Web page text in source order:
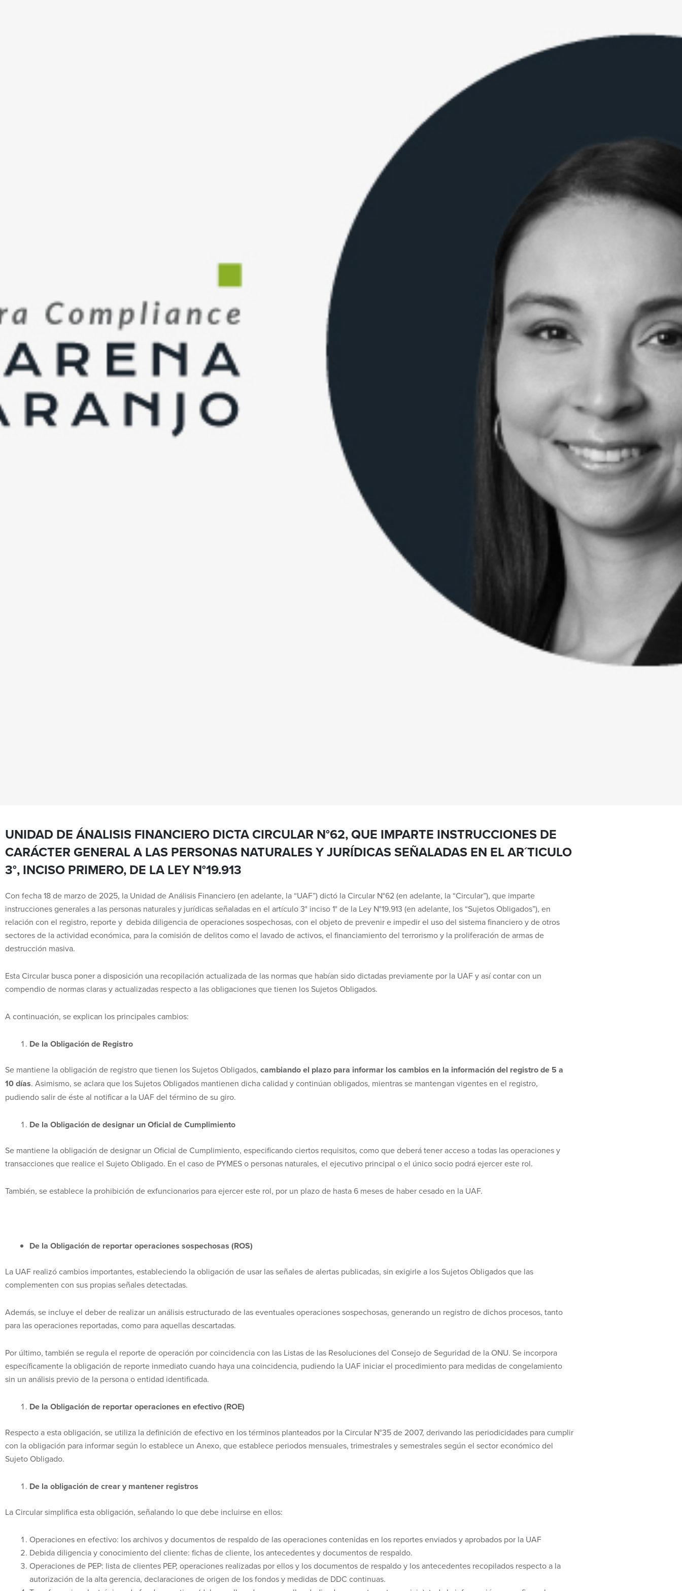
UNIDAD DE ÁNALISIS FINANCIERO DICTA CIRCULAR N°62, QUE IMPARTE INSTRUCCIONES DE
CARÁCTER GENERAL A LAS PERSONAS NATURALES Y JURÍDICAS SEÑALADAS EN EL AR´TICULO
3°, INCISO PRIMERO, DE LA LEY N°19.913
Con fecha 18 de marzo de 2025, la Unidad de Análisis Financiero (en adelante, la “UAF”) dictó la Circular N°62 (en adelante, la “Circular”), que imparte
instrucciones generales a las personas naturales y jurídicas señaladas en el artículo 3° inciso 1° de la Ley N°19.913 (en adelante, los “Sujetos Obligados”), en
relación con el registro, reporte y debida diligencia de operaciones sospechosas, con el objeto de prevenir e impedir el uso del sistema financiero y de otros
sectores de la actividad económica, para la comisión de delitos como el lavado de activos, el financiamiento del terrorismo y la proliferación de armas de
destrucción masiva.
Esta Circular busca poner a disposición una recopilación actualizada de las normas que habían sido dictadas previamente por la UAF y así contar con un
compendio de normas claras y actualizadas respecto a las obligaciones que tienen los Sujetos Obligados.
A continuación, se explican los principales cambios:
De la Obligación de Registro
Se mantiene la obligación de registro que tienen los Sujetos Obligados, cambiando el plazo para informar los cambios en la información del registro de 5 a
10 días. Asimismo, se aclara que los Sujetos Obligados mantienen dicha calidad y continúan obligados, mientras se mantengan vigentes en el registro,
pudiendo salir de éste al notificar a la UAF del término de su giro.
De la Obligación de designar un Oficial de Cumplimiento
Se mantiene la obligación de designar un Oficial de Cumplimiento, especificando ciertos requisitos, como que deberá tener acceso a todas las operaciones y
transacciones que realice el Sujeto Obligado. En el caso de PYMES o personas naturales, el ejecutivo principal o el único socio podrá ejercer este rol.
También, se establece la prohibición de exfuncionarios para ejercer este rol, por un plazo de hasta 6 meses de haber cesado en la UAF.
De la Obligación de reportar operaciones sospechosas (ROS)
La UAF realizó cambios importantes, estableciendo la obligación de usar las señales de alertas publicadas, sin exigirle a los Sujetos Obligados que las
complementen con sus propias señales detectadas.
Además, se incluye el deber de realizar un análisis estructurado de las eventuales operaciones sospechosas, generando un registro de dichos procesos, tanto
para las operaciones reportadas, como para aquellas descartadas.
Por último, también se regula el reporte de operación por coincidencia con las Listas de las Resoluciones del Consejo de Seguridad de la ONU. Se incorpora
específicamente la obligación de reporte inmediato cuando haya una coincidencia, pudiendo la UAF iniciar el procedimiento para medidas de congelamiento
sin un análisis previo de la persona o entidad identificada.
De la Obligación de reportar operaciones en efectivo (ROE)
Respecto a esta obligación, se utiliza la definición de efectivo en los términos planteados por la Circular N°35 de 2007, derivando las periodicidades para cumplir
con la obligación para informar según lo establece un Anexo, que establece periodos mensuales, trimestrales y semestrales según el sector económico del
Sujeto Obligado.
De la obligación de crear y mantener registros
La Circular simplifica esta obligación, señalando lo que debe incluirse en ellos:
Operaciones en efectivo: los archivos y documentos de respaldo de las operaciones contenidas en los reportes enviados y aprobados por la UAF
Debida diligencia y conocimiento del cliente: fichas de cliente, los antecedentes y documentos de respaldo.
Operaciones de PEP: lista de clientes PEP, operaciones realizadas por ellos y los documentos de respaldo y los antecedentes recopilados respecto a la
autorización de la alta gerencia, declaraciones de origen de los fondos y medidas de DDC continuas.